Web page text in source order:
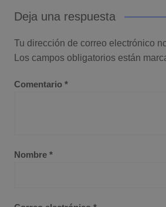
Deja una respuesta
Tu dirección de correo electrónico
Los campos obligatorios están
Comentario *
Nombre *